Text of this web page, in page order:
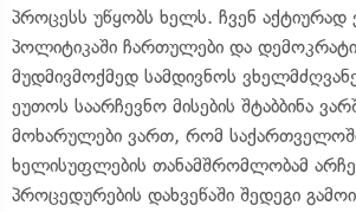
პროცესს უწყობს ხელს. ჩვენ
პოლიტიკაში ჩართულები და
მუდმივმოქმედ სამდივნოს
ეუთოს საარჩევნო მისების შტაბბინა
მოხარულები ვართ, რომ
ხელისუფლების თანამშრომლობამ
პროცედურების დახვეწაში შედეგი